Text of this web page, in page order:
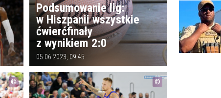
Podsumowanie lig:
w Hiszpanii wszystkie
ćwierćfinały
z wynikiem 2:0
05.06.2023, 09:45